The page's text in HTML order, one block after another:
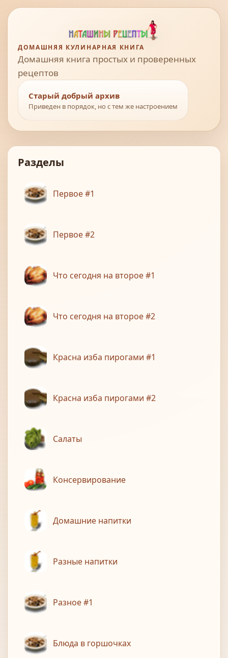
ДОМАШНЯЯ КУЛИНАРНАЯ КНИГА
Домашняя книга простых и проверенных
рецептов
Старый добрый архив
Приведен в порядок, но с тем же настроением
Разделы
Первое #1
Первое #2
Что сегодня на второе #1
Что сегодня на второе #2
Красна изба пирогами #1
Красна изба пирогами #2
Салаты
Консервирование
Домашние напитки
Разные напитки
Разное #1
Блюда в горшочках